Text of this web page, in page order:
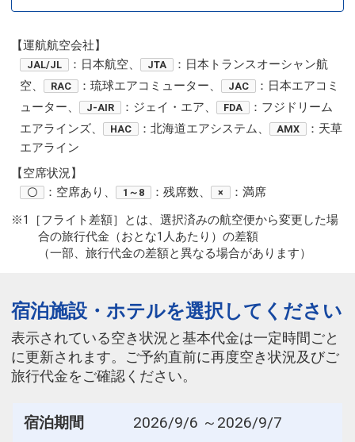
【運航航空会社】
JAL/JL ：日本航空、 JTA
：日本トランスオーシャン航
空、
RAC ：琉球エアコミューター、 JAC
：日本エアコミ
ューター、
J-AIR ：ジェイ・エア、 FDA
：フジドリーム
エアラインズ、
HAC ：北海道エアシステム、 AMX
：天草
エアライン
【空席状況】
〇 ：空席あり、 1～8 ：残席数、 ×
：満席
※1［フライト差額］とは、選択済みの航空便から変更した場
合の旅行代金（おとな1人あたり）の差額
（一部、旅行代金の差額と異なる場合があります）
宿泊施設・ホテルを選択してください
表示されている空き状況と基本代金は一定時間ごと
に更新されます。ご予約直前に再度空き状況及びご
旅行代金をご確認ください。
宿泊期間
2026/9/6 ～2026/9/7